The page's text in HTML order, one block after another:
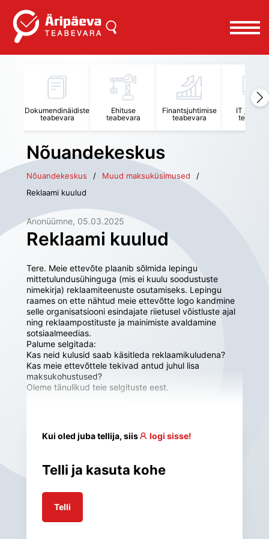
Dokumendinäidiste
teabevara
Ehituse
teabevara
Finantsjuhtimise
teabevara
IT
Nõuandekeskus
Nõuandekeskus
Muud maksuküsimused
Reklaami kuulud
Anonüümne, 05.03.2025
Reklaami kuulud
Tere. Meie ettevõte plaanib sõlmida lepingu
mittetulundusühinguga (mis ei kuulu soodustuste
nimekirja) reklaamiteenuste osutamiseks. Lepingu
raames on ette nähtud meie ettevõtte logo kandmine
selle organisatsiooni esindajate riietusel võistluste ajal
ning reklaampostituste ja mainimiste avaldamine
sotsiaalmeedias.
Palume selgitada:
Kas neid kulusid saab käsitleda reklaamikuludena?
Kas meie ettevõttele tekivad antud juhul lisa
maksukohustused?
Oleme tänulikud teie selgituste eest.
Kui oled juba tellija, siis logi sisse!
Telli ja kasuta kohe
Telli